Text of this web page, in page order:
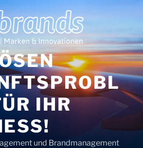
IHR
und Brandmanagement